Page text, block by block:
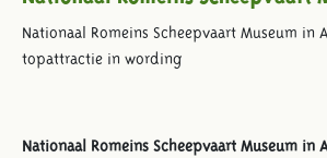
Nationaal Romeins Scheepvaart Museum in
topattractie in wording
Nationaal Romeins Scheepvaart Museum in